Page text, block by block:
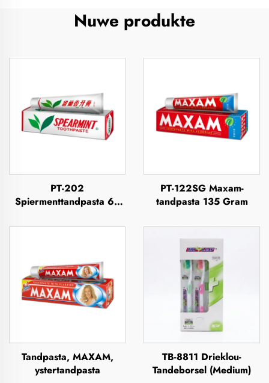
Nuwe produkte
PT-202
Spiermenttandpasta 63
PT-122SG Maxam-
tandpasta 135 Gram
Tandpasta, MAXAM,
ystertandpasta
TB-8811 Drieklou-
Tandeborsel (Medium)